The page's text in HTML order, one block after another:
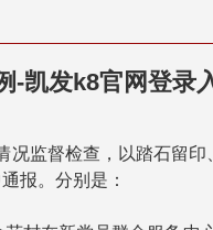
-凯发k8官网登录
监督检查，以踏石留
报。分别是：